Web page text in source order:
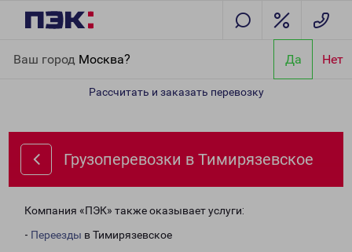
Ваш город Москва? Да Нет
Рассчитать и заказать перевозку
Грузоперевозки в Тимирязевское
Компания «ПЭК» также оказывает услуги:
- Переезды в Тимирязевское